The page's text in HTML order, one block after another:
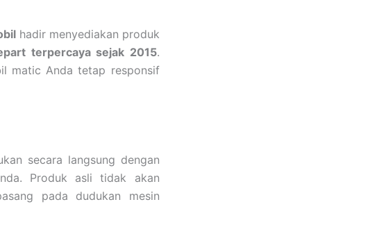
hadir menyediakan produk
terpercaya sejak 2015.
matic Anda tetap responsif
secara langsung dengan
Produk asli tidak akan
pada dudukan mesin